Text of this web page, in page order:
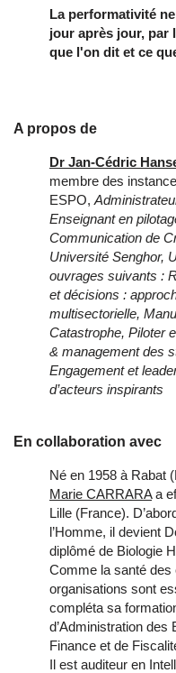
La performativité
jour après jour, par
que l'on dit et ce
A propos de
Dr Jan-Cédric
membre des
ESPO,
Enseignant en
Communication de
Université Senghor,
ouvrages suivants :
et décisions :
multisectorielle,
Catastrophe, Piloter
& management des
Engagement et
d’acteurs inspirants
En collaboration avec
Né en 1958 à Rabat
Marie CARRARAa
Lille (France).
l’Homme, il devient
diplômé de Biologie
Comme la santé des
organisations sont
compléta sa
d’Administration des
Finance et de
Il est auditeur en